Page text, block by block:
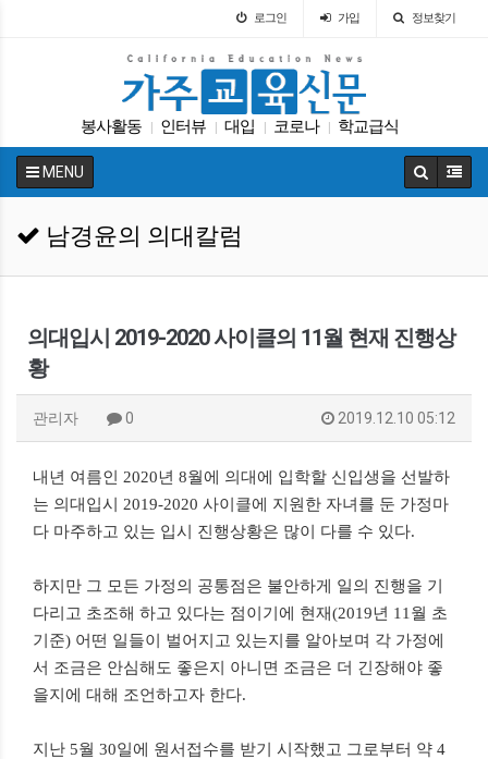
로그인 가입 정보찾기
봉사활동 인터뷰 대입 코로나 학교급식
교육구 바이든 팝사 Fafsa 에세이
MENU
남경윤의 의대칼럼
의대입시 2019-2020 사이클의 11월 현재 진행상
황
관리자 0 2019.12.10 05:12
내년 여름인 2020년 8월에 의대에 입학할 신입생을 선발하
는 의대입시 2019-2020 사이클에 지원한 자녀를 둔 가정마
다 마주하고 있는 입시 진행상황은 많이 다를 수 있다.
하지만 그 모든 가정의 공통점은 불안하게 일의 진행을 기
다리고 초조해 하고 있다는 점이기에 현재(2019년 11월 초
기준) 어떤 일들이 벌어지고 있는지를 알아보며 각 가정에
서 조금은 안심해도 좋은지 아니면 조금은 더 긴장해야 좋
을지에 대해 조언하고자 한다.
지난 5월 30일에 원서접수를 받기 시작했고 그로부터 약 4